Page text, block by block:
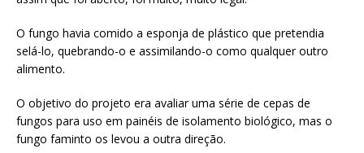
O fungo havia comido a esponja de plástico que pretendia
selá-lo, quebrando-o e assimilando-o como qualquer outro
alimento.
O objetivo do projeto era avaliar uma série de cepas de
fungos para uso em painéis de isolamento biológico, mas o
fungo faminto os levou a outra direção.